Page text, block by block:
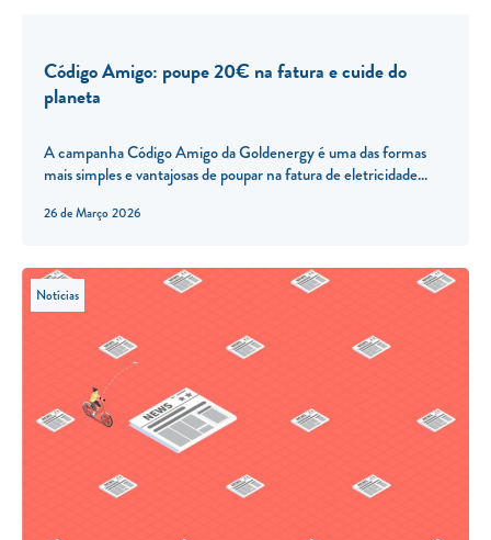
26 de Março 2026
Código Amigo: poupe 20€ na fatura e cuide do
planeta
A campanha Código Amigo da Goldenergy é uma das formas
mais simples e vantajosas de poupar na fatura de eletricidade...
Notícias